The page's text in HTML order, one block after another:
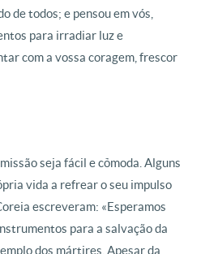
de todos; e pensou em vós,
para irradiar luz e
com a vossa coragem, frescor
seja fácil e cômoda. Alguns
vida a refrear o seu impulso
escreveram: «Esperamos
para a salvação da
dos mártires. Apesar da